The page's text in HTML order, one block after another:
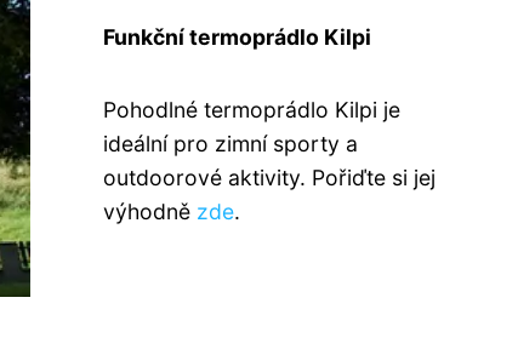
Funkční termoprádlo Kilpi
Pohodlné termoprádlo Kilpi je
ideální pro zimní sporty a
outdoorové aktivity. Pořiďte si jej
výhodně zde.